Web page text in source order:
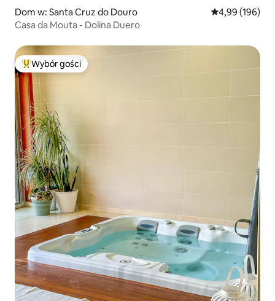
Dom w: Santa Cruz do Douro Średnia
4,99 (196)
Casa da Mouta - Dolina Duero
Najpopularniejsze z kategorii Wybór gości
Wybór gości